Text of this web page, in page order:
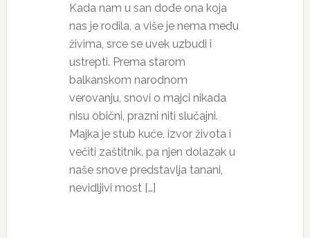
Kada nam u san dođe ona koja
nas je rodila, a više je nema među
živima, srce se uvek uzbudi i
ustrepti. Prema starom
balkanskom narodnom
verovanju, snovi o majci nikada
nisu obični, prazni niti slučajni.
Majka je stub kuće, izvor života i
večiti zaštitnik, pa njen dolazak u
naše snove predstavlja tanani,
nevidljivi most […]